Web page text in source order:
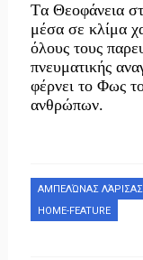
Τα Θεοφάνεια
μέσα σε κλίμα
όλους τους
πνευματικής
φέρνει το Φως
ανθρώπων.
ΑΜΠΕΛΏΝΑΣ ΛΆΡΙΣΑΣ
HOME-FEATURE